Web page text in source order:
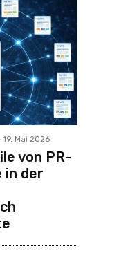
19. Mai 2026
von PR-
in der